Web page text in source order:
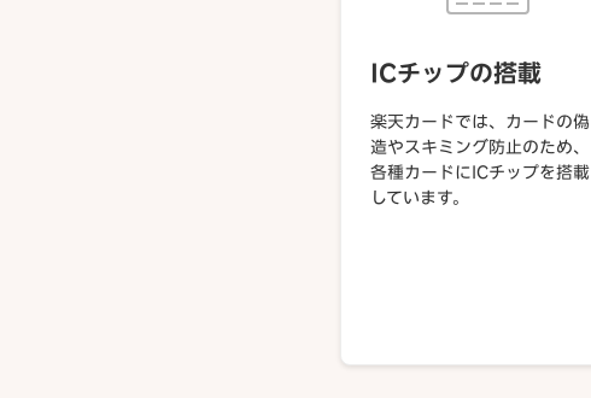
ICチップの搭載
楽天カードでは、カードの偽
造やスキミング防止のため、
各種カードにICチップを搭載
しています。